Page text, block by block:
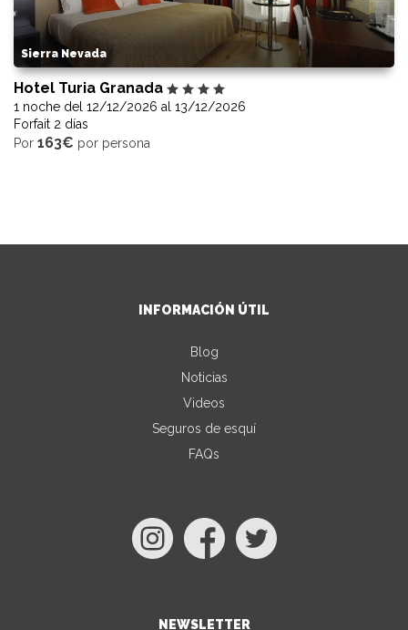
Sierra Nevada
Hotel Turia Granada
1 noche del 12/12/2026 al 13/12/2026
Forfait 2 días
Por 163€ por persona
INFORMACIÓN ÚTIL
Blog
Noticias
Videos
Seguros de esquí
FAQs
NEWSLETTER